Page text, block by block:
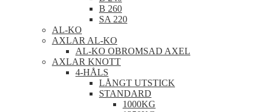
B 260
SA 220
AL-KO
AXLAR AL-KO
AL-KO OBROMSAD AXEL
AXLAR KNOTT
4-HÅLS
LÅNGT UTSTICK
STANDARD
1000KG